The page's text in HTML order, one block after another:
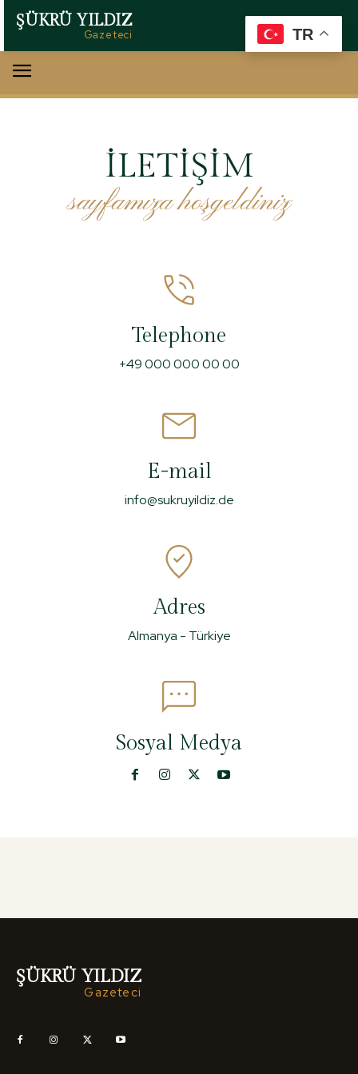
ŞÜKRÜ YILDIZ
Gazeteci
İLETIŞIM
sayfamıza hoşgeldiniz
Telephone
+49 000 000 00 00
E-mail
info@sukruyildiz.de
Adres
Almanya - Türkiye
Sosyal Medya
ŞÜKRÜ YILDIZ
Gazeteci
TR